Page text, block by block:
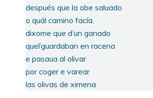
después que la obe saluado
o quál camino facía.
dixome que d’un ganado
quel’guardaban en racena
e pasaua al olivar
por coger e varear
las olivas de ximena